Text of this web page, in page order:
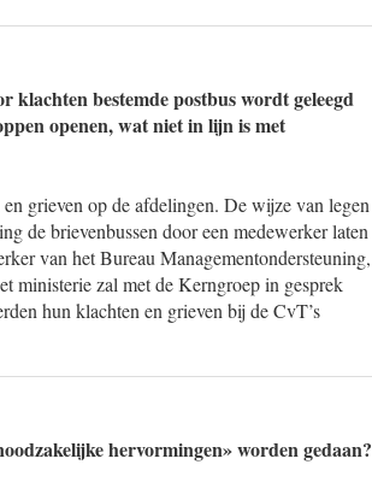
bestemde postbus wordt geleegd
openen, wat niet in lijn is met
grieven op de afdelingen. De wijze van legen
de brievenbussen door een medewerker laten
van het Bureau Managementondersteuning,
ministerie zal met de Kerngroep in gesprek
hun klachten en grieven bij de CvT’s
hervormingen» worden gedaan?